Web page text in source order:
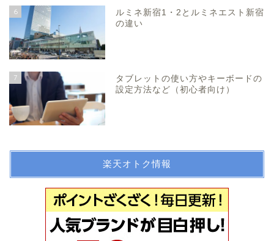
6
ルミネ新宿1・2とルミネエスト新宿
の違い
7
タブレットの使い方やキーボードの
設定方法など（初心者向け）
楽天オトク情報